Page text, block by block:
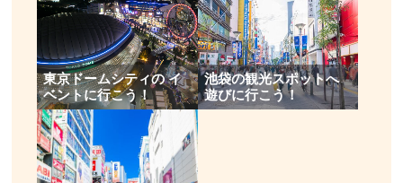
東京ドームシティの イ
ベントに行こう！
池袋の観光スポットへ
遊びに行こう！